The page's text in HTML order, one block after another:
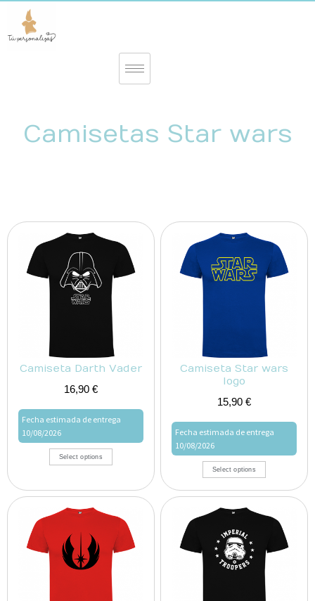
Camisetas Star wars
Camiseta Darth Vader
16,90 €
Fecha estimada de entrega
10/08/2026
Select options
Camiseta Star wars
logo
15,90 €
Fecha estimada de entrega
10/08/2026
Select options